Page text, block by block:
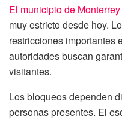
El municipio de Monterrey
muy estricto desde hoy.
restricciones importantes
autoridades buscan
visitantes.
Los bloqueos dependen
personas presentes. El